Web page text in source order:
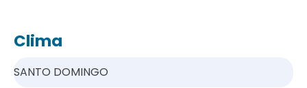
Clima
SANTO DOMINGO